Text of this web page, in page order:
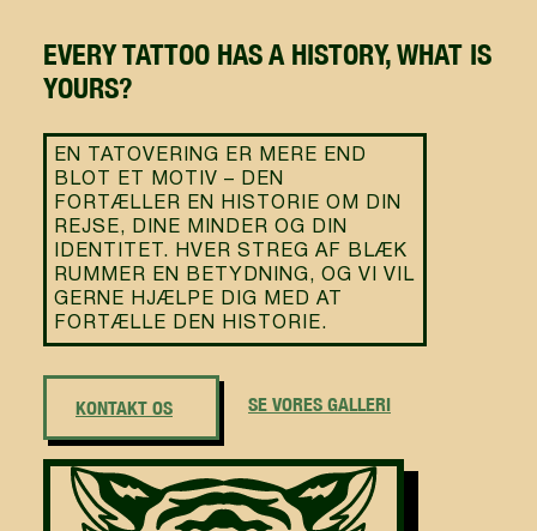
EVERY TATTOO HAS A HISTORY, WHAT IS
YOURS?
EN TATOVERING ER MERE END
BLOT ET MOTIV – DEN
FORTÆLLER EN HISTORIE OM DIN
REJSE, DINE MINDER OG DIN
IDENTITET. HVER STREG AF BLÆK
RUMMER EN BETYDNING, OG VI VIL
GERNE HJÆLPE DIG MED AT
FORTÆLLE DEN HISTORIE.
KONTAKT OS SE VORES GALLERI